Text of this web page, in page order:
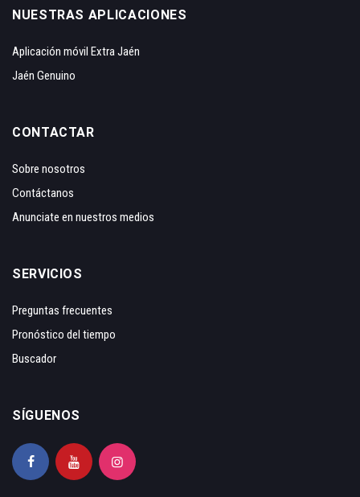
NUESTRAS APLICACIONES
Aplicación móvil Extra Jaén
Jaén Genuino
CONTACTAR
Sobre nosotros
Contáctanos
Anunciate en nuestros medios
SERVICIOS
Preguntas frecuentes
Pronóstico del tiempo
Buscador
SÍGUENOS